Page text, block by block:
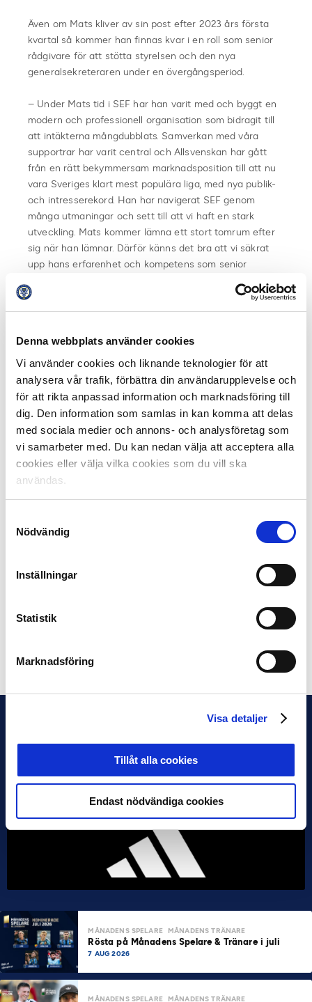
Denna webbplats använder cookies
Vi använder cookies och liknande teknologier för att
analysera vår trafik, förbättra din användarupplevelse och
för att rikta anpassad information och marknadsföring till
dig. Den information som samlas in kan komma att delas
med sociala medier och annons- och analysföretag som
vi samarbeter med. Du kan nedan välja att acceptera alla
cookies eller välja vilka cookies som du vill ska
användas.
Nödvändig
Inställningar
Statistik
Marknadsföring
Visa detaljer
Tillåt alla cookies
Endast nödvändiga cookies
Även om Mats kliver av sin post efter 2023 års första
kvartal så kommer han finnas kvar i en roll som senior
rådgivare för att stötta styrelsen och den nya
generalsekreteraren under en övergångsperiod.
– Under Mats tid i SEF har han varit med och byggt en
modern och professionell organisation som bidragit till
att intäkterna mångdubblats. Samverkan med våra
supportrar har varit central och Allsvenskan har gått
från en rätt bekymmersam marknadsposition till att nu
vara Sveriges klart mest populära liga, med nya publik-
och intresserekord. Han har navigerat SEF genom
många utmaningar och sett till att vi haft en stark
utveckling. Mats kommer lämna ett stort tomrum efter
sig när han lämnar. Därför känns det bra att vi säkrat
upp hans erfarenhet och kompetens som senior
rådgivare för att säkerställa en bra övergång till den nya
ledningen av SEF, menar Simon Åström och fortsätter.
generalsekreterare som tillsammans med styrelsen,
kollegorna och våra föreningar ska driva SEF:s fortsatta
utveckling. Styrelsen har ett möte nästa vecka och
kommer därefter informera mer om den kommande
processen.
Mats inledde sitt arbete på Svensk Elitfotboll under
2012. Under hans ledning har SEF växt från cirka
270 MSEK till cirka 850 MSEK i omsättning och blivit
Mats Enquist kommer under 2023 att tackas av för sina
För frågor gällande Svensk Elitfotbolls organisation.
simon.astrom@svenskelitfotboll.se
Dela på Twitter
MÅNADENS SPELARE MÅNADENS TRÄNARE
Rösta på Månadens Spelare & Tränare i juli
7 AUG 2026
MÅNADENS SPELARE MÅNADENS TRÄNARE